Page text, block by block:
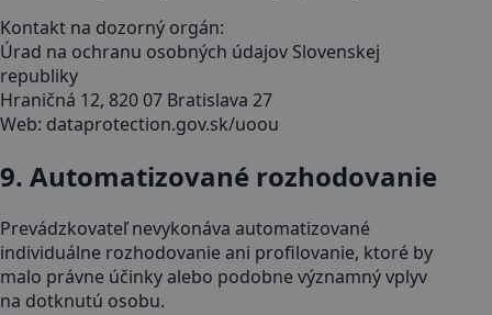
Kontakt na dozorný orgán:
Úrad na ochranu osobných údajov Slovenskej
republiky
Hraničná 12, 820 07 Bratislava 27
Web: dataprotection.gov.sk/uoou
9. Automatizované rozhodovanie
Prevádzkovateľ nevykonáva automatizované
individuálne rozhodovanie ani profilovanie, ktoré by
malo právne účinky alebo podobne významný vplyv
na dotknutú osobu.